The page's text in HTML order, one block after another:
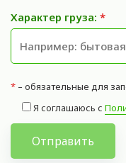
Характер груза: *
* – обязательные для
Я соглашаюсь с
Отправить